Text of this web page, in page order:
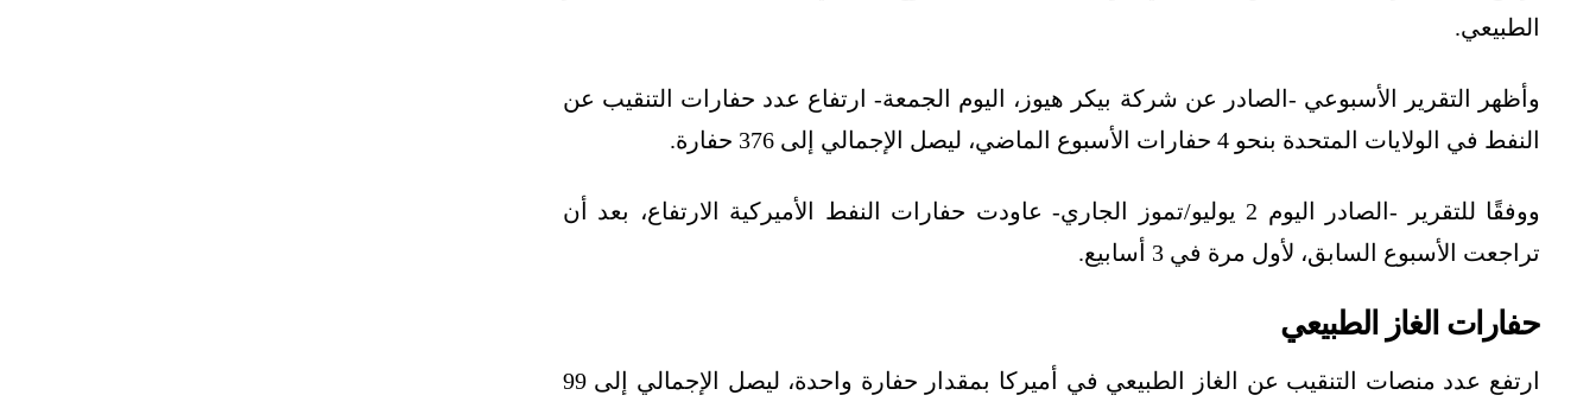
الطبيعي.
وأظهر التقرير الأسبوعي -الصادر عن شركة بيكر هيوز، اليوم الجمعة- ارتفاع عدد حفارات التنقيب عن
النفط في الولايات المتحدة بنحو 4 حفارات الأسبوع الماضي، ليصل الإجمالي إلى 376 حفارة.
ووفقًا للتقرير -الصادر اليوم 2 يوليو/تموز الجاري- عاودت حفارات النفط الأميركية الارتفاع، بعد أن
تراجعت الأسبوع السابق، لأول مرة في 3 أسابيع.
حفارات الغاز الطبيعي
ارتفع عدد منصات التنقيب عن الغاز الطبيعي في أميركا بمقدار حفارة واحدة، ليصل الإجمالي إلى 99